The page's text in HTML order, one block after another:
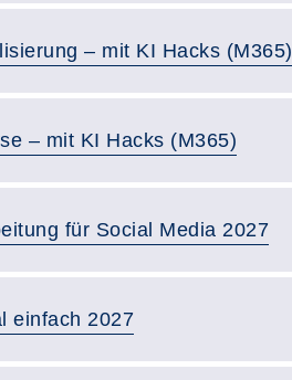
– mit KI Hacks (M365)
– mit KI Hacks (M365)
für Social Media 2027
einfach 2027